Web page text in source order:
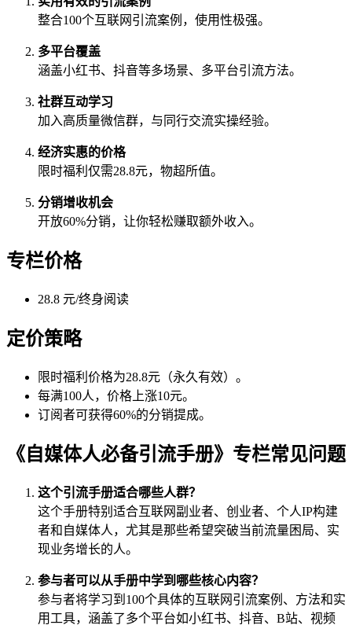
整合100个互联网引流案例，使用性极强。
多平台覆盖
涵盖小红书、抖音等多场景、多平台引流方法。
社群互动学习
加入高质量微信群，与同行交流实操经验。
经济实惠的价格
限时福利仅需28.8元，物超所值。
分销增收机会
开放60%分销，让你轻松赚取额外收入。
专栏价格
28.8 元/终身阅读
定价策略
限时福利价格为28.8元（永久有效）。
每满100人，价格上涨10元。
订阅者可获得60%的分销提成。
《自媒体人必备引流手册》专栏常见问题
这个引流手册适合哪些人群？
这个手册特别适合互联网副业者、创业者、个人IP构建
者和自媒体人，尤其是那些希望突破当前流量困局、实
现业务增长的人。
参与者可以从手册中学到哪些核心内容？
参与者将学习到100个具体的互联网引流案例、方法和实
用工具，涵盖了多个平台如小红书、抖音、B站、视频